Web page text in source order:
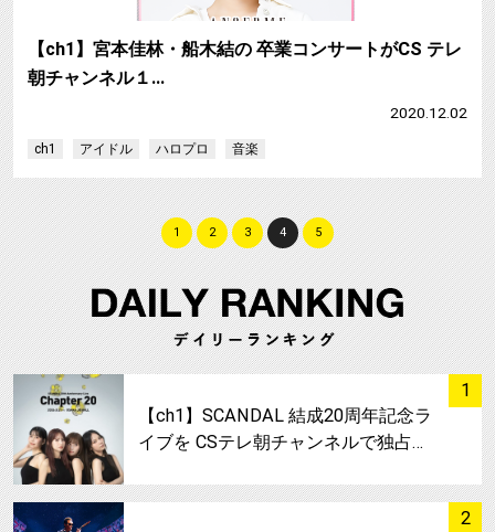
【ch1】宮本佳林・船木結の 卒業コンサートがCS テレ
朝チャンネル１…
2020.12.02
ch1 アイドル ハロプロ 音楽
1 2 3 4 5
1
【ch1】SCANDAL 結成20周年記念ラ
イブを CSテレ朝チャンネルで独占…
2
サムネイル